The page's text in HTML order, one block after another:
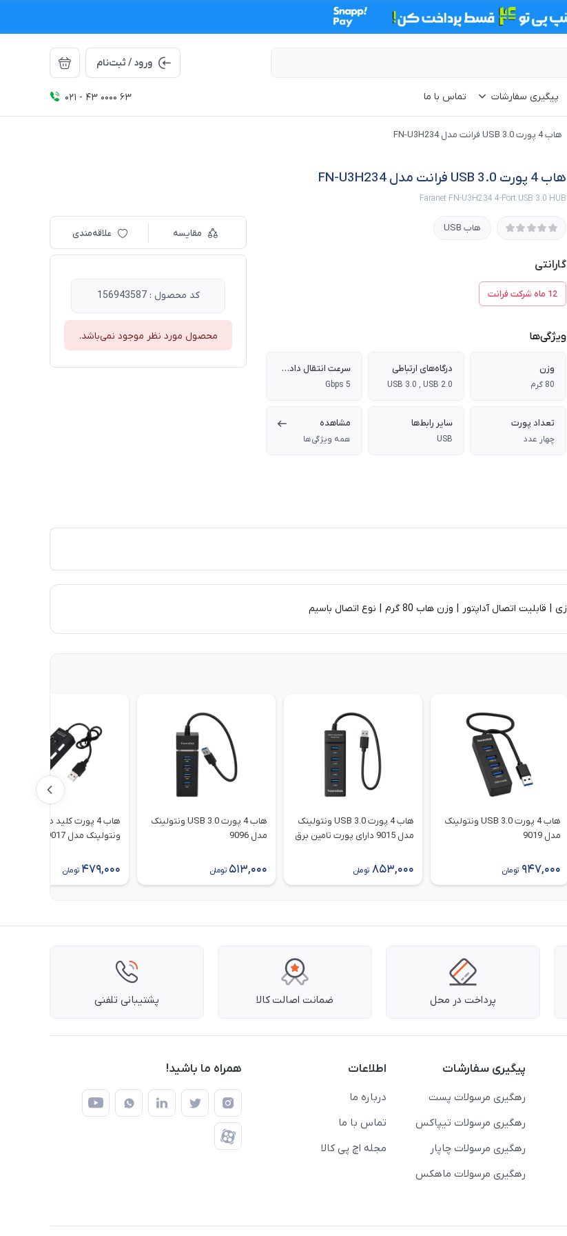
ورود / ثبت‌نام
پیگیری سفارشات تماس با ما 021 - 43 0000 63
هاب 4 پورت USB 3.0 فرانت مدل FN-U3H234
هاب 4 پورت USB 3.0 فرانت مدل FN-U3H234
Faranet FN-U3H234 4-Port USB 3.0 HUB
هاب USB
گارانتی
12 ماه شرکت فرانت
ویژگی‌ها
وزن
80 گرم
درگاه‌های ارتباطی
USB 3.0 , USB 2.0
سرعت انتقال داده‌ها
5 Gbps
تعداد پورت‌
چهار عدد
سایر رابط‌ها
USB
مشاهده
همه ویژگی‌ها
مقایسه علاقه‌مندی
کد محصول : 156943587
محصول مورد نظر موجود نمی‌باشد.
هاب 4 پورت USB 3.0 ونتولینک
مدل 9019
947,000 تومان
هاب 4 پورت USB 3.0 ونتولینک
مدل 9015 دارای پورت تامین برق
853,000 تومان
هاب 4 پورت USB 3.0 ونتولینک
مدل 9096
513,000 تومان 479,000 تومان
پرداخت در محل ضمانت اصالت کالا پشتیبانی تلفنی
پیگیری سفارشات
رهگیری مرسولات پست
رهگیری مرسولات تیپاکس
رهگیری مرسولات چاپار
رهگیری مرسولات ماهکس
اطلاعات
درباره ما
تماس با ما
مجله اچ پی کالا
همراه ما باشید!